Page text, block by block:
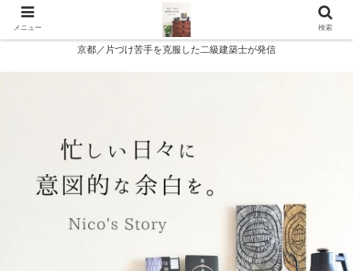
京都／片づけ苦手を克服した二級建築士が発信
メニュー 検索